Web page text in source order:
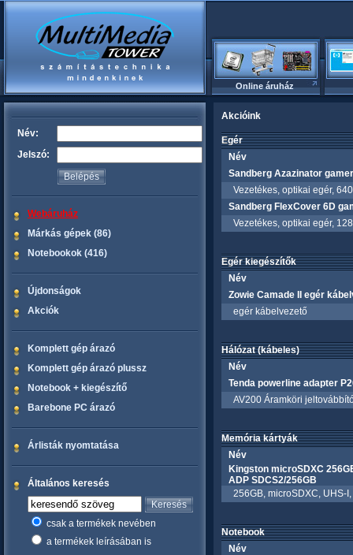
Online áruház
Név:
Jelszó:
Webáruház
Márkás gépek (86)
Notebookok (416)
Újdonságok
Akciók
Komplett gép árazó
Komplett gép árazó plussz
Notebook + kiegészítő
Barebone PC árazó
Árlisták nyomtatása
Általános keresés
csak a termékek nevében
a termékek leírásában is
Akcióink
Egér
Név
Sandberg Azazinator
Vezetékes, optikai egér,
Sandberg FlexCover 6D
Vezetékes, optikai egér,
Egér kiegészítők
Név
Zowie Camade II egér
egér kábelvezető
Hálózat (kábeles)
Név
Tenda powerline adapter
AV200 Áramköri
Memória kártyák
Név
Kingston microSDXC
ADP SDCS2/256GB
256GB, microSDXC, UHS-I,
Notebook
Név